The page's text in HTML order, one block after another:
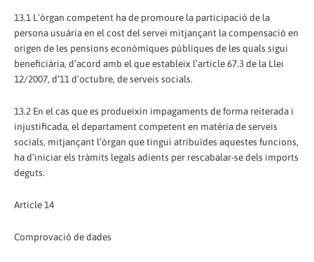
13.1 L’òrgan competent ha de promoure la participació de la
persona usuària en el cost del servei mitjançant la compensació en
origen de les pensions econòmiques públiques de les quals sigui
beneficiària, d’acord amb el que estableix l’article 67.3 de la Llei
12/2007, d’11 d’octubre, de serveis socials.
13.2 En el cas que es produeixin impagaments de forma reiterada i
injustificada, el departament competent en matèria de serveis
socials, mitjançant l’òrgan que tingui atribuïdes aquestes funcions,
ha d’iniciar els tràmits legals adients per rescabalar-se dels imports
deguts.
Article 14
Comprovació de dades